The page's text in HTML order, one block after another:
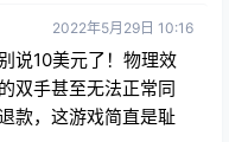
趣，但它仍然是一款
bug 和一些不完善或
必然结果。做得好。